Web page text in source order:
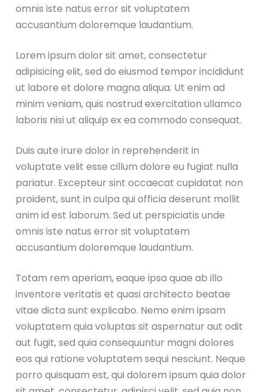
omnis iste natus error sit voluptatem
accusantium doloremque laudantium.
Lorem ipsum dolor sit amet, consectetur
adipisicing elit, sed do eiusmod tempor incididunt
ut labore et dolore magna aliqua. Ut enim ad
minim veniam, quis nostrud exercitation ullamco
laboris nisi ut aliquip ex ea commodo consequat.
Duis aute irure dolor in reprehenderit in
voluptate velit esse cillum dolore eu fugiat nulla
pariatur. Excepteur sint occaecat cupidatat non
proident, sunt in culpa qui officia deserunt mollit
anim id est laborum. Sed ut perspiciatis unde
omnis iste natus error sit voluptatem
accusantium doloremque laudantium.
Totam rem aperiam, eaque ipsa quae ab illo
inventore veritatis et quasi architecto beatae
vitae dicta sunt explicabo. Nemo enim ipsam
voluptatem quia voluptas sit aspernatur aut odit
aut fugit, sed quia consequuntur magni dolores
eos qui ratione voluptatem sequi nesciunt. Neque
porro quisquam est, qui dolorem ipsum quia dolor